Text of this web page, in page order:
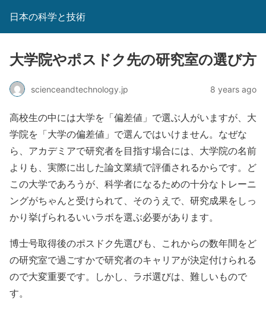
日本の科学と技術
大学院やポスドク先の研究室の選び方
scienceandtechnology.jp 8 years ago
高校生の中には大学を「偏差値」で選ぶ人がいますが、大
学院を「大学の偏差値」で選んではいけません。なぜな
ら、アカデミアで研究者を目指す場合には、大学院の名前
よりも、実際に出した論文業績で評価されるからです。ど
この大学であろうが、科学者になるための十分なトレーニ
ングがちゃんと受けられて、そのうえで、研究成果をしっ
かり挙げられるいいラボを選ぶ必要があります。
博士号取得後のポスドク先選びも、これからの数年間をど
の研究室で過ごすかで研究者のキャリアが決定付けられる
ので大変重要です。しかし、ラボ選びは、難しいもので
す。